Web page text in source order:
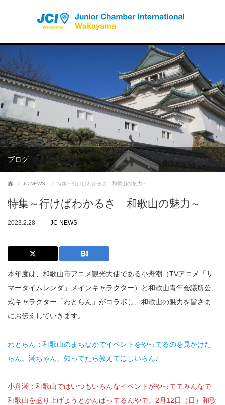
ブログ
ホーム JC NEWS 特集～行けばわかるさ 和歌山の魅力～
特集～行けばわかるさ 和歌山の魅力～
2023.2.28 JC NEWS
本年度は、和歌山市アニメ観光大使である小舟潮（TVアニメ「サ
マータイムレンダ」メインキャラクター）と和歌山青年会議所公
式キャラクター「わとらん」がコラボし、和歌山の魅力を皆さま
にお伝えしていきます。
わとらん：和歌山のまちなかでイベントをやってるのを見かけた
らん。潮ちゃん、知ってたら教えてほしいらん♪
小舟潮：和歌山ではいつもいろんなイベントがやっててみんなで
和歌山を盛り上げようとがんばってるんやで。2月12日（日）和歌